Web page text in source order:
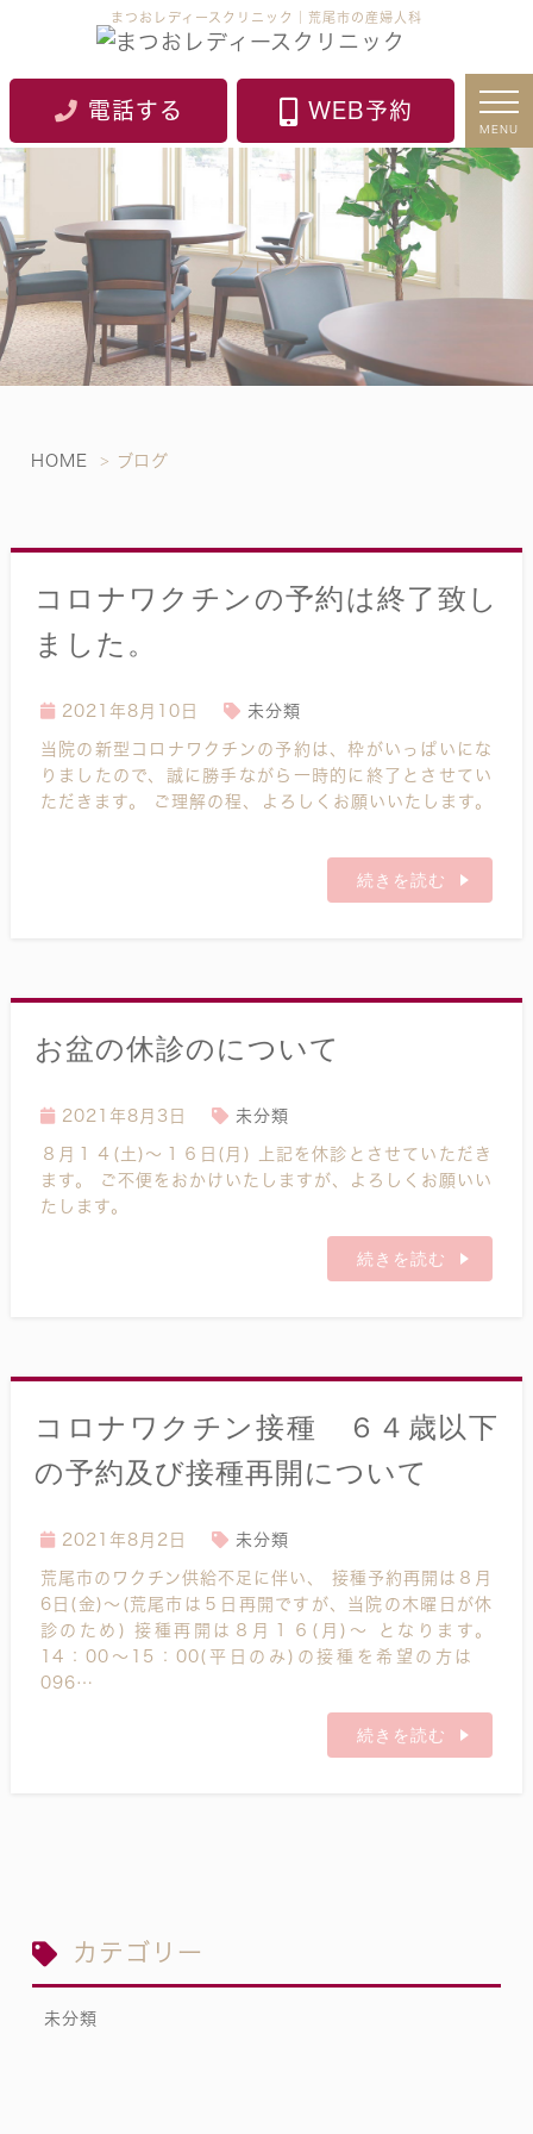
ブログ
まつおレディースクリニック｜荒尾市の産婦人科
電話する WEB予約
MENU
HOME ブログ
コロナワクチンの予約は終了致し
ました。
2021年8月10日 未分類
当院の新型コロナワクチンの予約は、枠がいっぱいにな
りましたので、誠に勝手ながら一時的に終了とさせてい
ただきます。 ご理解の程、よろしくお願いいたします。
続きを読む
お盆の休診のについて
2021年8月3日 未分類
８月１４(土)～１６日(月) 上記を休診とさせていただき
ます。 ご不便をおかけいたしますが、よろしくお願いい
たします。
続きを読む
コロナワクチン接種 ６４歳以下
の予約及び接種再開について
2021年8月2日 未分類
荒尾市のワクチン供給不足に伴い、 接種予約再開は８月
6日(金)～(荒尾市は５日再開ですが、当院の木曜日が休
診のため) 接種再開は８月１６(月)～ となります。
14：00～15：00(平日のみ)の接種を希望の方は
096…
続きを読む
カテゴリー
未分類